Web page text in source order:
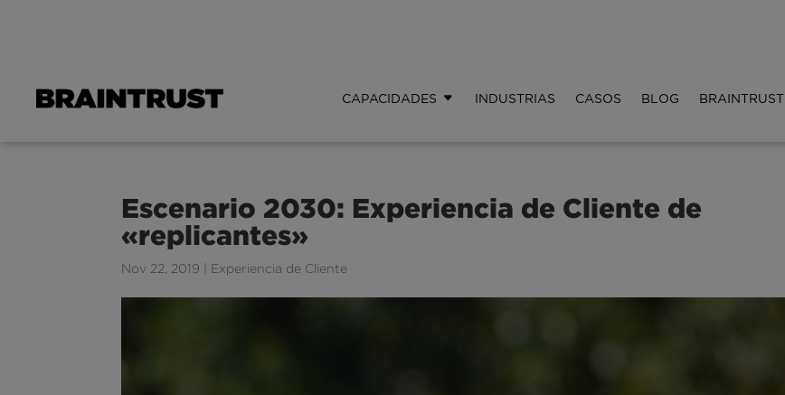
CAPACIDADES INDUSTRIAS CASOS BLOG BRAINTRUST
Escenario 2030: Experiencia de Cliente de
«replicantes»
Nov 22, 2019 Experiencia de Cliente